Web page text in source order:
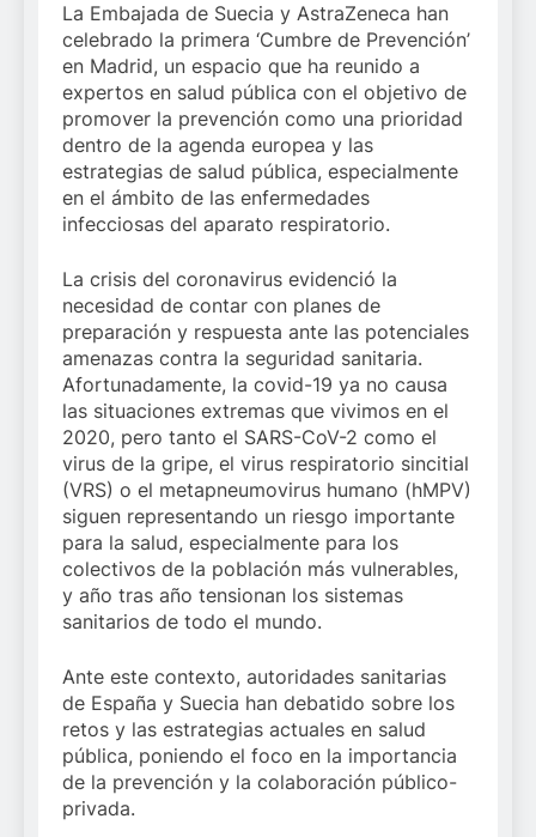
La Embajada de Suecia y AstraZeneca han
celebrado la primera ‘Cumbre de Prevención’
en Madrid, un espacio que ha reunido a
expertos en salud pública con el objetivo de
promover la prevención como una prioridad
dentro de la agenda europea y las
estrategias de salud pública, especialmente
en el ámbito de las enfermedades
infecciosas del aparato respiratorio.
La crisis del coronavirus evidenció la
necesidad de contar con planes de
preparación y respuesta ante las potenciales
amenazas contra la seguridad sanitaria.
Afortunadamente, la covid-19 ya no causa
las situaciones extremas que vivimos en el
2020, pero tanto el SARS-CoV-2 como el
virus de la gripe, el virus respiratorio sincitial
(VRS) o el metapneumovirus humano (hMPV)
siguen representando un riesgo importante
para la salud, especialmente para los
colectivos de la población más vulnerables,
y año tras año tensionan los sistemas
sanitarios de todo el mundo.
Ante este contexto, autoridades sanitarias
de España y Suecia han debatido sobre los
retos y las estrategias actuales en salud
pública, poniendo el foco en la importancia
de la prevención y la colaboración público-
privada.